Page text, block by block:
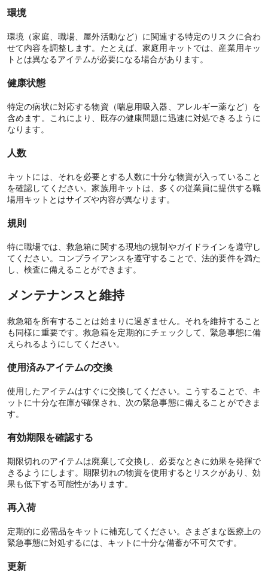
環境
環境（家庭、職場、屋外活動など）に関連する特定のリスクに合わ
せて内容を調整します。たとえば、家庭用キットでは、産業用キッ
トとは異なるアイテムが必要になる場合があります。
健康状態
特定の病状に対応する物資（喘息用吸入器、アレルギー薬など）を
含めます。これにより、既存の健康問題に迅速に対処できるように
なります。
人数
キットには、それを必要とする人数に十分な物資が入っていること
を確認してください。家族用キットは、多くの従業員に提供する職
場用キットとはサイズや内容が異なります。
規則
特に職場では、救急箱に関する現地の規制やガイドラインを遵守し
てください。コンプライアンスを遵守することで、法的要件を満た
し、検査に備えることができます。
メンテナンスと維持
救急箱を所有することは始まりに過ぎません。それを維持すること
も同様に重要です。救急箱を定期的にチェックして、緊急事態に備
えられるようにしてください。
使用済みアイテムの交換
使用したアイテムはすぐに交換してください。こうすることで、キ
ットに十分な在庫が確保され、次の緊急事態に備えることができま
す。
有効期限を確認する
期限切れのアイテムは廃棄して交換し、必要なときに効果を発揮で
きるようにします。期限切れの物資を使用するとリスクがあり、効
果も低下する可能性があります。
再入荷
定期的に必需品をキットに補充してください。さまざまな医療上の
緊急事態に対処するには、キットに十分な備蓄が不可欠です。
更新